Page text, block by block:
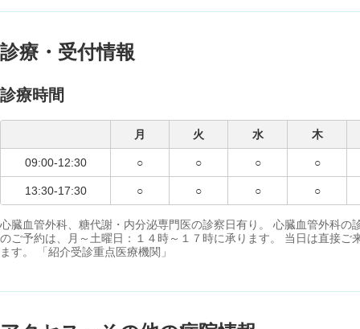
診療・受付情報
診療時間
月 火 水 木
09:00-12:30 ○ ○ ○ ○
13:30-17:30 ○ ○ ○ ○
心臓血管外科、糖代謝・内分泌専門医の診察日有り。 心臓血管外科の
のご予約は、月～土曜日：１４時～１７時に承ります。 当日は直接
ます。 「紹介受診重点医療機関」